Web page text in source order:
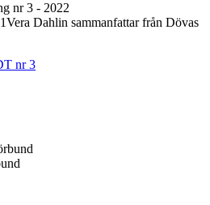
nr 3 - 2022
Dahlin sammanfattar från Dövas
nr 3